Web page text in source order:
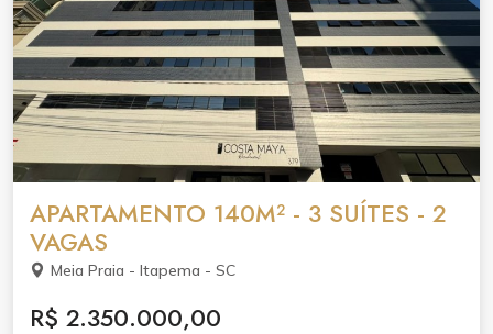
APARTAMENTO 140M² - 3 SUÍTES - 2
VAGAS
Meia Praia - Itapema - SC
R$ 2.350.000,00